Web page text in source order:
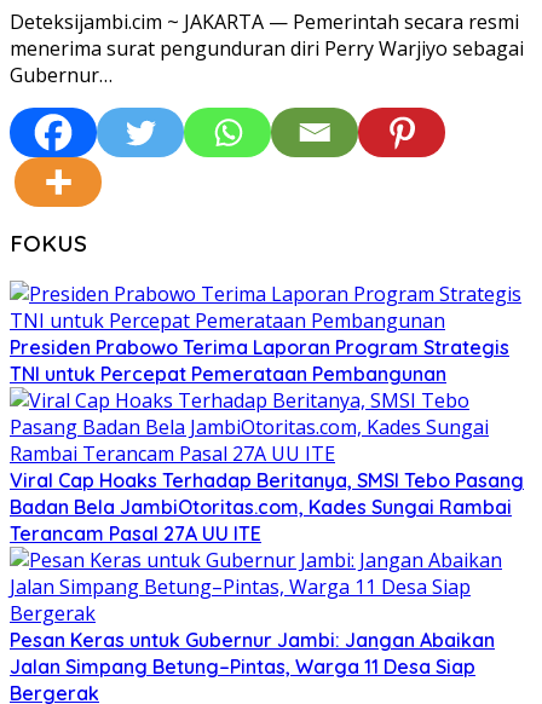
Deteksijambi.cim ~ JAKARTA — Pemerintah secara resmi
menerima surat pengunduran diri Perry Warjiyo sebagai
Gubernur…
FOKUS
Presiden Prabowo Terima Laporan Program Strategis
TNI untuk Percepat Pemerataan Pembangunan
Viral Cap Hoaks Terhadap Beritanya, SMSI Tebo Pasang
Badan Bela JambiOtoritas.com, Kades Sungai Rambai
Terancam Pasal 27A UU ITE
Pesan Keras untuk Gubernur Jambi: Jangan Abaikan
Jalan Simpang Betung–Pintas, Warga 11 Desa Siap
Bergerak